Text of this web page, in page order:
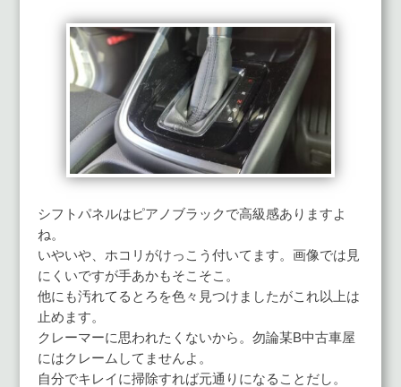
シフトパネルはピアノブラックで高級感ありますよ
ね。
いやいや、ホコリがけっこう付いてます。画像では見
にくいですが手あかもそこそこ。
他にも汚れてるとろを色々見つけましたがこれ以上は
止めます。
クレーマーに思われたくないから。勿論某B中古車屋
にはクレームしてませんよ。
自分でキレイに掃除すれば元通りになることだし。